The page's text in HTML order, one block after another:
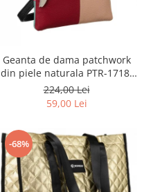
Geanta de dama patchwork
din piele naturala PTR-1718-
SKL-6922 MULTI
224,00 Lei
59,00 Lei
-68%